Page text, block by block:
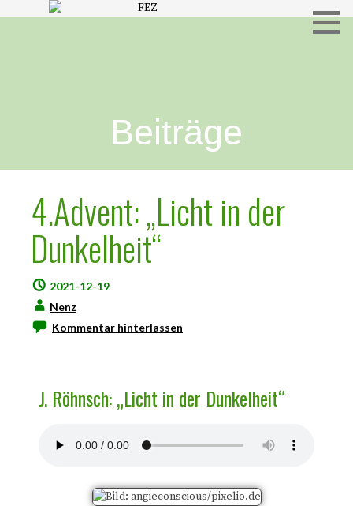
Beiträge
4.Advent: „Licht in der
Dunkelheit“
2021-12-19
Nenz
Kommentar hinterlassen
J. Röhnsch: „Licht in der Dunkelheit“